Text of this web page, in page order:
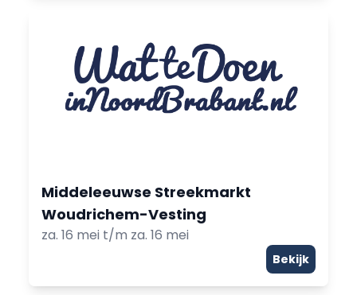
Middeleeuwse Streekmarkt
Woudrichem-Vesting
za. 16 mei t/m za. 16 mei
Bekijk